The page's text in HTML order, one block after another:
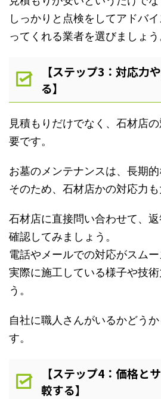
しっかりと点検をしてアドバ
ってくれる業者を選びましょう
【ステップ3：対応力
る】
見積もりだけでなく、石材店
要です。
お墓のメンテナンスは、長期的
そのため、石材店かの対応力も
石材店に直接問い合わせて、
確認してみましょう。
電話やメールでの対応がスムー
実際に施工している様子や技
う。
自社に職人さんがいるかどう
す。
【ステップ4：価格と
較する】